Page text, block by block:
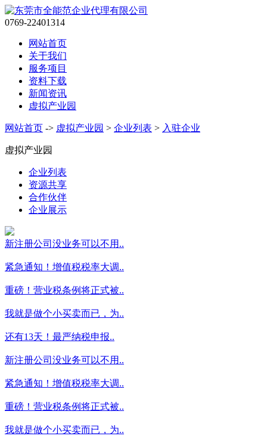
0769-22401314
网站首页
关于我们
服务项目
资料下载
新闻资讯
虚拟产业园
网站首页 -> 虚拟产业园 > 企业列表 > 入驻企业
虚拟产业园
企业列表
资源共享
合作伙伴
企业展示
新注册公司没业务可以不用..
紧急通知！增值税税率大调..
重磅！营业税条例将正式被..
我就是做个小买卖而已，为..
还有13天！最严纳税申报..
新注册公司没业务可以不用..
紧急通知！增值税税率大调..
重磅！营业税条例将正式被..
我就是做个小买卖而已，为..